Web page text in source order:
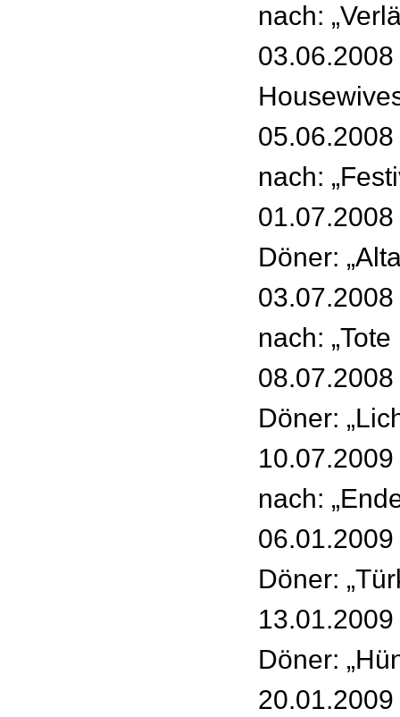
nach:
nach:
Döner:
nach:
Döner:
nach:
Döner:
Döner: